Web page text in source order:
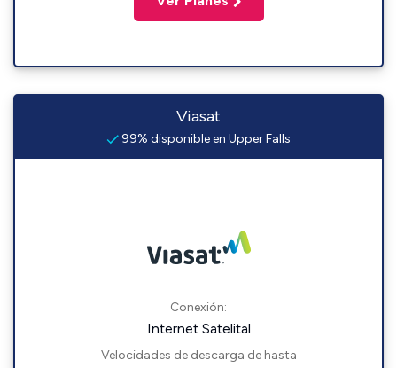
Viasat
99% disponible en Upper Falls
Conexión:
Internet Satelital
Velocidades de descarga de hasta